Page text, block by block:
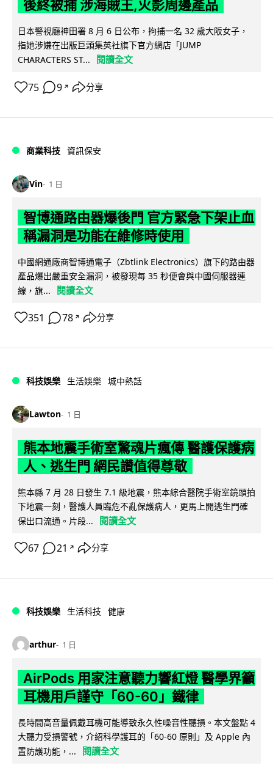
後終被捕 涉海賊王,火影周邊產品
日本警視廳神田署 8 月 6 日公布，拘捕一名 32 歲大阪女子，
指她涉嫌在出版巨頭集英社旗下官方網店「JUMP
CHARACTERS ST...
閱讀全文
75 9 ↗ 分享
商業科技 資訊保安
Vin 1 日
智博通路由器爆後門 官方緊急下架止血
稱漏洞是功能在維修時使用
中國網通廠商智博通電子（Zbtlink Electronics）旗下的路由器
產品爆出嚴重安全漏洞，被發現每 35 秒便會與中國伺服器連
線，旗...
閱讀全文
351 78 ↗ 分享
科技娛樂 生活娛樂 城中熱話
Lawton 1 日
熊本地震手術室驚魂片瘋傳 醫護保護病
人、逃生門 網民讚值得尊敬
熊本縣 7 月 28 日發生 7.1 級地震，熊本綜合醫院手術室鏡頭拍
下地震一刻，醫護人員臨危不亂保護病人，更馬上開逃生門確
保出口流通。片段...
閱讀全文
67 21 ↗ 分享
科技娛樂 生活科技 健康
arthur 1 日
AirPods 用家注意聽力響紅燈 醫學界籲
耳機用戶謹守「60-60」鐵律
長時間高音量佩戴耳機可能導致永久性噪音性聽損。本文盤點 4
大聽力受損警號，介紹科學護耳的「60-60 原則」及 Apple 內
置防護功能，...
閱讀全文